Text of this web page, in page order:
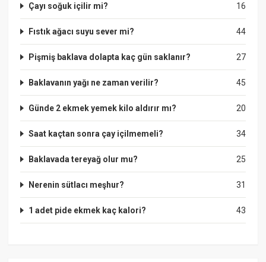
16
Çayı soğuk içilir mi?
44
Fıstık ağacı suyu sever mi?
27
Pişmiş baklava dolapta kaç gün saklanır?
45
Baklavanın yağı ne zaman verilir?
20
Günde 2 ekmek yemek kilo aldırır mı?
34
Saat kaçtan sonra çay içilmemeli?
25
Baklavada tereyağ olur mu?
31
Nerenin sütlacı meşhur?
43
1 adet pide ekmek kaç kalori?